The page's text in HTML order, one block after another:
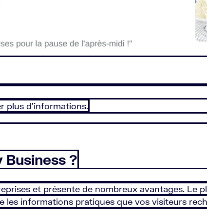
plus d’informations.
?
et présente de nombreux avantages. Le
les informations pratiques que vos visiteurs